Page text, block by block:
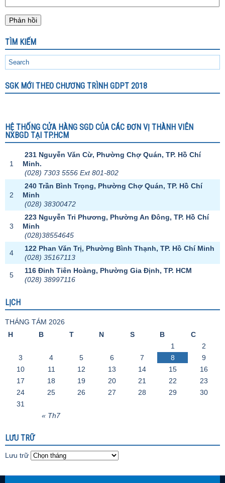
TÌM KIẾM
SGK MỚI THEO CHƯƠNG TRÌNH GDPT 2018
HỆ THỐNG CỬA HÀNG SGD CỦA CÁC ĐƠN VỊ THÀNH VIÊN
NXBGD TẠI TP.HCM
1
231 Nguyễn Văn Cừ, Phường Chợ Quán, TP. Hồ Chí
Minh.
(028) 7303 5556 Ext 801-802
2
240 Trần Bình Trọng, Phường Chợ Quán, TP. Hồ Chí
Minh
(028) 38300472
3
223 Nguyễn Tri Phương, Phường An Đông, TP. Hồ Chí
Minh
(028)38554645
4
122 Phan Văn Trị, Phường Bình Thạnh, TP. Hồ Chí Minh
(028) 35167113
5
116 Đinh Tiên Hoàng, Phường Gia Định, TP. HCM
(028) 38997116
LỊCH
THÁNG TÁM 2026
H
B T N S B C
« Th7
1
2
3
4 5 6 7 8
9
10
11 12 13 14 15
16
17
18 19 20 21 22
23
24
25 26 27 28 29
30
31
LƯU TRỮ
Lưu trữ